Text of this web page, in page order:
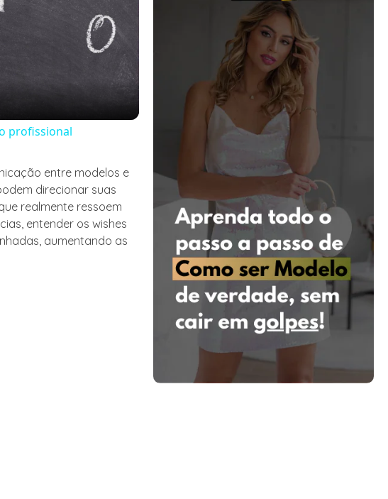
profissional
entre modelos e
direcionar suas
realmente ressoem
entender os wishes
aumentando as